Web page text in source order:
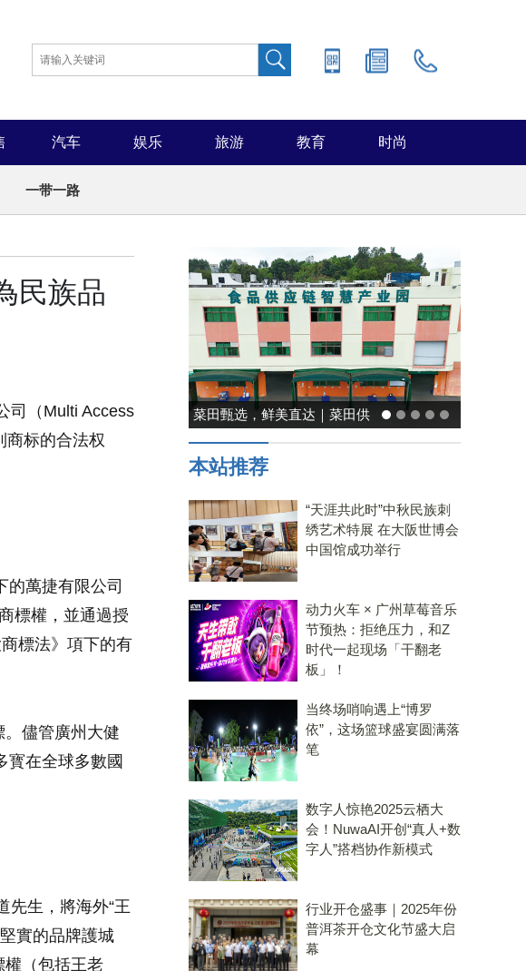
汽车 娱乐 旅游 教育 时尚
一带一路
民族品
司（Multi Access
商标的合法权
萬捷有限公司
標權，並通過授
標法》項下的有
儘管廣州大健
寳在全球多數國
生，將海外“王
實的品牌護城
權（包括王老
菜田甄选，鲜美直达｜菜田供
应链，重塑净菜新鲜标准
本站推荐
“天涯共此时”中秋民族刺
绣艺术特展 在大阪世博会
中国馆成功举行
动力火车 × 广州草莓音乐
节预热：拒绝压力，和Z
时代一起现场「干翻老
板」！
当终场哨响遇上“博罗
依”，这场篮球盛宴圆满落
笔
数字人惊艳2025云栖大
会！NuwaAI开创“真人+数
字人”搭档协作新模式
行业开仓盛事｜2025年份
普洱茶开仓文化节盛大启
幕